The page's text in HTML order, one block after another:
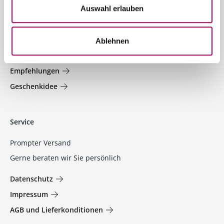
Auswahl erlauben
Ablehnen
Aktionen
Empfehlungen
Geschenkidee
Service
Prompter Versand
Gerne beraten wir Sie persönlich
Datenschutz
Impressum
AGB und Lieferkonditionen